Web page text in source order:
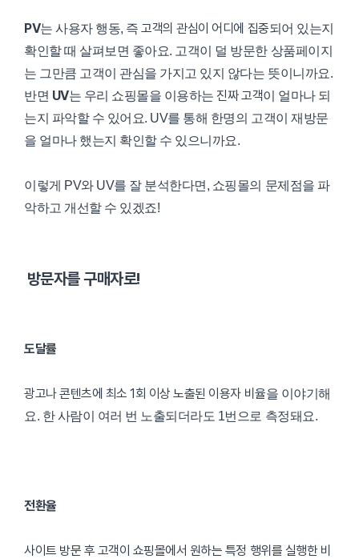
PV는 사용자 행동, 즉고객의 관심이 어디에 집중되어 있는지
확인할 때 살펴보면 좋아요. 고객이 덜 방문한 상품페이지
는 그만큼 고객이 관심을 가지고 있지 않다는 뜻이니까요.
반면 UV는 우리 쇼핑몰을 이용하는 진짜 고객이 얼마나 되
는지 파악할 수 있어요. UV를 통해 한명의 고객이 재방문
을 얼마나 했는지 확인할 수 있으니까요.
이렇게 PV와 UV를 잘 분석한다면, 쇼핑몰의 문제점을 파
악하고 개선할 수 있겠죠!
방문자를 구매자로!
도달률
광고나 콘텐츠에 최소 1회 이상 노출된 이용자 비율을 이야기해
요. 한 사람이 여러 번 노출되더라도 1번으로 측정돼요.
전환율
사이트 방문 후 고객이 쇼핑몰에서 원하는 특정 행위를 실행한 비